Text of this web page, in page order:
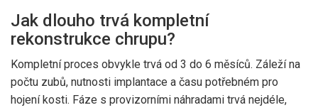
Jak dlouho trvá kompletní
rekonstrukce chrupu?
Kompletní proces obvykle trvá od 3 do 6 měsíců. Záleží na
počtu zubů, nutnosti implantace a času potřebném pro
hojení kosti. Fáze s provizorními náhradami trvá nejdéle,